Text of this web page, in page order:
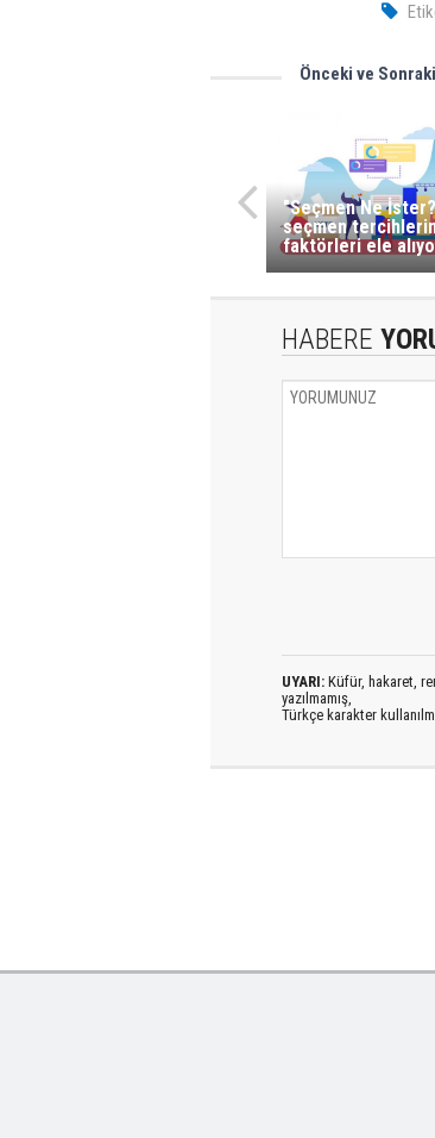
Önceki ve
"Seçmen Ne
seçmen
faktörleri ele
HABERE
UYARI: Küfür, hakaret,
yazılmamış,
Türkçe karakter